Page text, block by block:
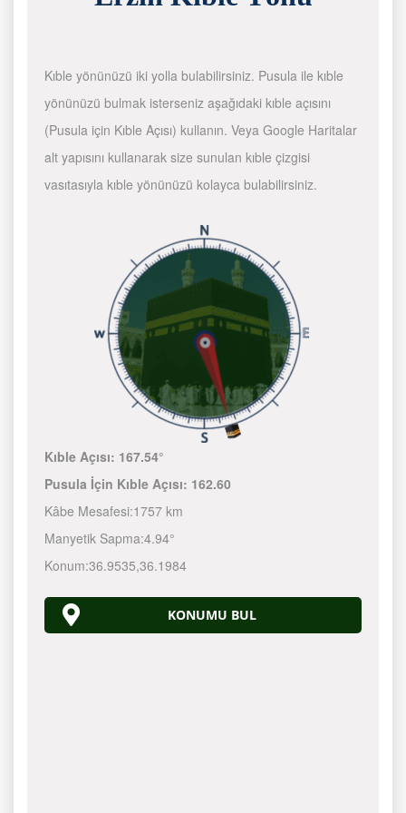
Kıble yönünüzü iki yolla bulabilirsiniz. Pusula ile kıble
yönünüzü bulmak isterseniz aşağıdaki kıble açısını
(Pusula için Kıble Açısı) kullanın. Veya Google Haritalar
alt yapısını kullanarak size sunulan kıble çizgisi
vasıtasıyla kıble yönünüzü kolayca bulabilirsiniz.
Kıble Açısı: 167.54°
Pusula İçin Kıble Açısı: 162.60
Kâbe Mesafesi:1757 km
Manyetik Sapma:4.94°
Konum:36.9535,36.1984
KONUMU BUL